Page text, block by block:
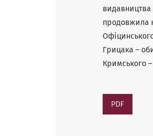
видавництва
продовжила
Грицака –
Кримського –
PDF